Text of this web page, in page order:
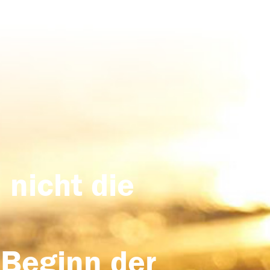
nicht die